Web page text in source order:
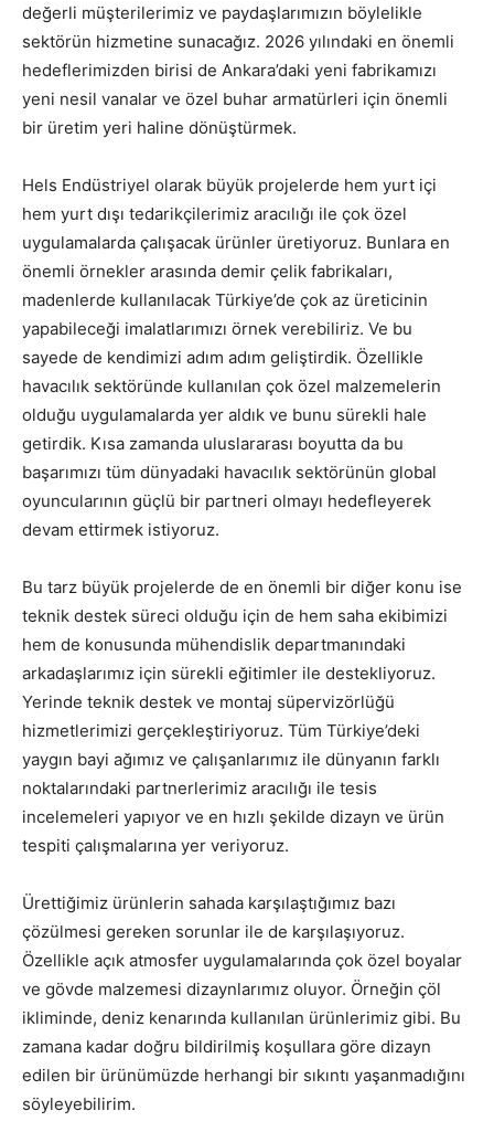
değerli müşterilerimiz ve paydaşlarımızın böylelikle
sektörün hizmetine sunacağız. 2026 yılındaki en önemli
hedeflerimizden birisi de Ankara’daki yeni fabrikamızı
yeni nesil vanalar ve özel buhar armatürleri için önemli
bir üretim yeri haline dönüştürmek.
Hels Endüstriyel olarak büyük projelerde hem yurt içi
hem yurt dışı tedarikçilerimiz aracılığı ile çok özel
uygulamalarda çalışacak ürünler üretiyoruz. Bunlara en
önemli örnekler arasında demir çelik fabrikaları,
madenlerde kullanılacak Türkiye’de çok az üreticinin
yapabileceği imalatlarımızı örnek verebiliriz. Ve bu
sayede de kendimizi adım adım geliştirdik. Özellikle
havacılık sektöründe kullanılan çok özel malzemelerin
olduğu uygulamalarda yer aldık ve bunu sürekli hale
getirdik. Kısa zamanda uluslararası boyutta da bu
başarımızı tüm dünyadaki havacılık sektörünün global
oyuncularının güçlü bir partneri olmayı hedefleyerek
devam ettirmek istiyoruz.
Bu tarz büyük projelerde de en önemli bir diğer konu ise
teknik destek süreci olduğu için de hem saha ekibimizi
hem de konusunda mühendislik departmanındaki
arkadaşlarımız için sürekli eğitimler ile destekliyoruz.
Yerinde teknik destek ve montaj süpervizörlüğü
hizmetlerimizi gerçekleştiriyoruz. Tüm Türkiye’deki
yaygın bayi ağımız ve çalışanlarımız ile dünyanın farklı
noktalarındaki partnerlerimiz aracılığı ile tesis
incelemeleri yapıyor ve en hızlı şekilde dizayn ve ürün
tespiti çalışmalarına yer veriyoruz.
Ürettiğimiz ürünlerin sahada karşılaştığımız bazı
çözülmesi gereken sorunlar ile de karşılaşıyoruz.
Özellikle açık atmosfer uygulamalarında çok özel boyalar
ve gövde malzemesi dizaynlarımız oluyor. Örneğin çöl
ikliminde, deniz kenarında kullanılan ürünlerimiz gibi. Bu
zamana kadar doğru bildirilmiş koşullara göre dizayn
edilen bir ürünümüzde herhangi bir sıkıntı yaşanmadığını
söyleyebilirim.